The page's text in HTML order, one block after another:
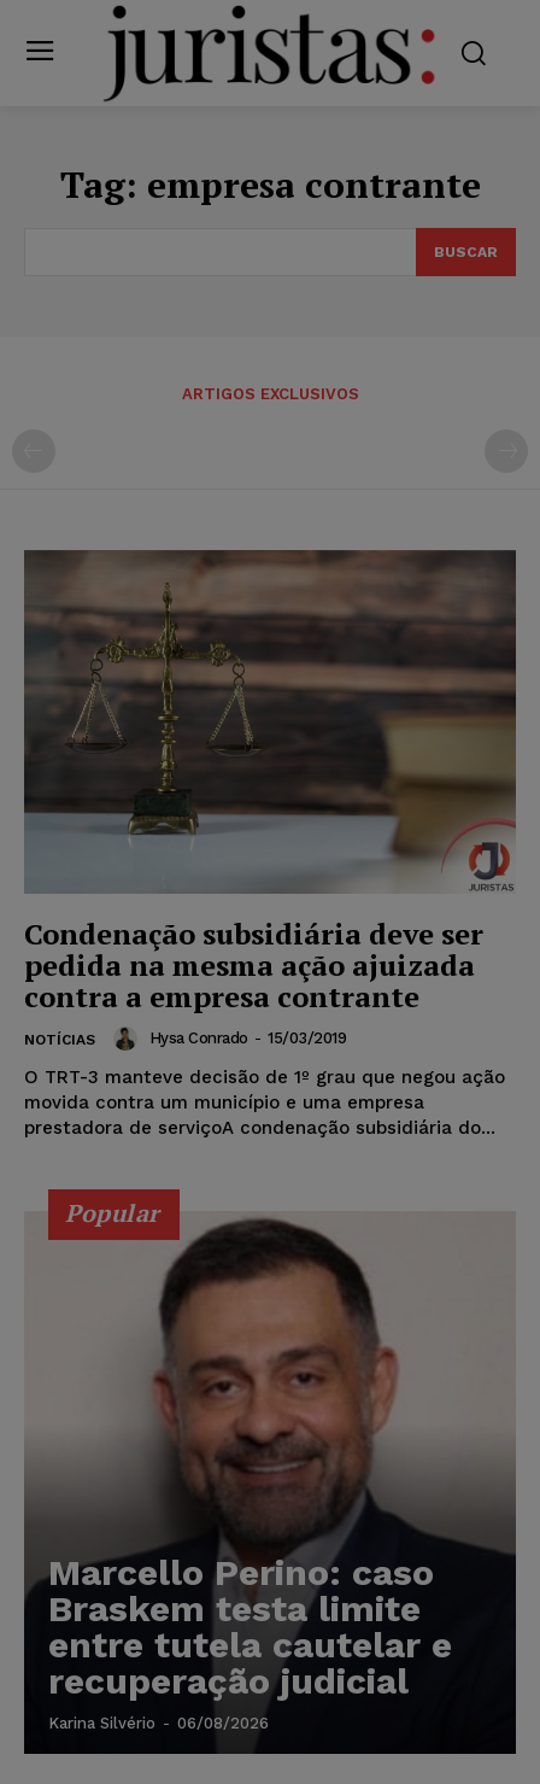
Tag: empresa contrante
BUSCAR
ARTIGOS EXCLUSIVOS
Condenação subsidiária deve ser
pedida na mesma ação ajuizada
contra a empresa contrante
NOTÍCIAS Hysa Conrado - 15/03/2019
O TRT-3 manteve decisão de 1º grau que negou ação
movida contra um município e uma empresa
prestadora de serviçoA condenação subsidiária do...
Popular
Marcello Perino: caso
Braskem testa limite
entre tutela cautelar e
recuperação judicial
Karina Silvério - 06/08/2026